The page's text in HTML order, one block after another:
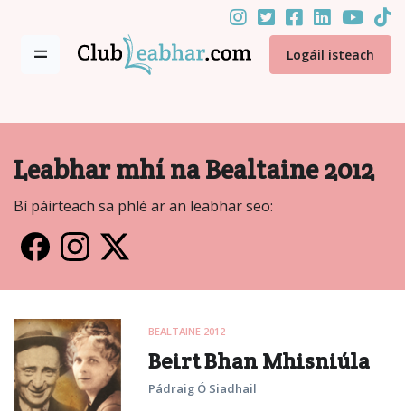
Logáil isteach
Leabhar mhí na Bealtaine 2012
Bí páirteach sa phlé ar an leabhar seo:
BEALTAINE 2012
Beirt Bhan Mhisniúla
Pádraig Ó Siadhail